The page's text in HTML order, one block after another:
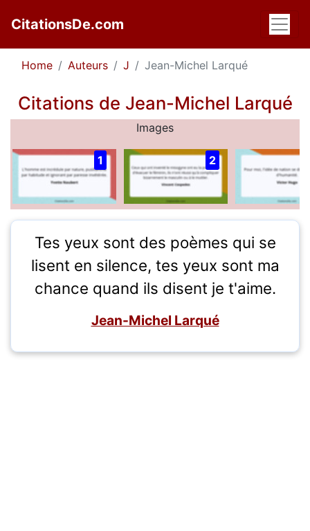
CitationsDe.com
Home Auteurs J Jean-Michel Larqué
Citations de Jean-Michel Larqué
Images
1 2
Tes yeux sont des poèmes qui se
lisent en silence, tes yeux sont ma
chance quand ils disent je t'aime.
Jean-Michel Larqué